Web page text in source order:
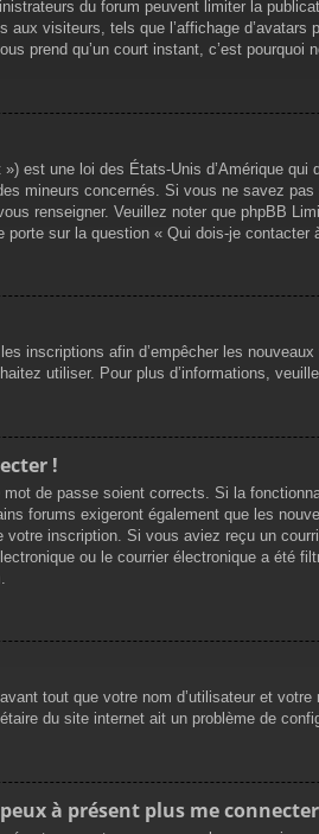
du forum peuvent limiter la
visiteurs, tels que l’affichage
prend qu’un court instant, c’est
») est une loi des États-Unis d’Amérique
mineurs concernés. Si vous ne savez
renseigner. Veuillez noter que phpBB
sur la question « Qui dois-je contacter
inscriptions afin d’empêcher les
utiliser. Pour plus d’informations,
!
de passe soient corrects. Si la
forums exigeront également que les
inscription. Si vous aviez reçu un
ou le courrier électronique a été
tout que votre nom d’utilisateur et
du site internet ait un problème de
à présent plus me